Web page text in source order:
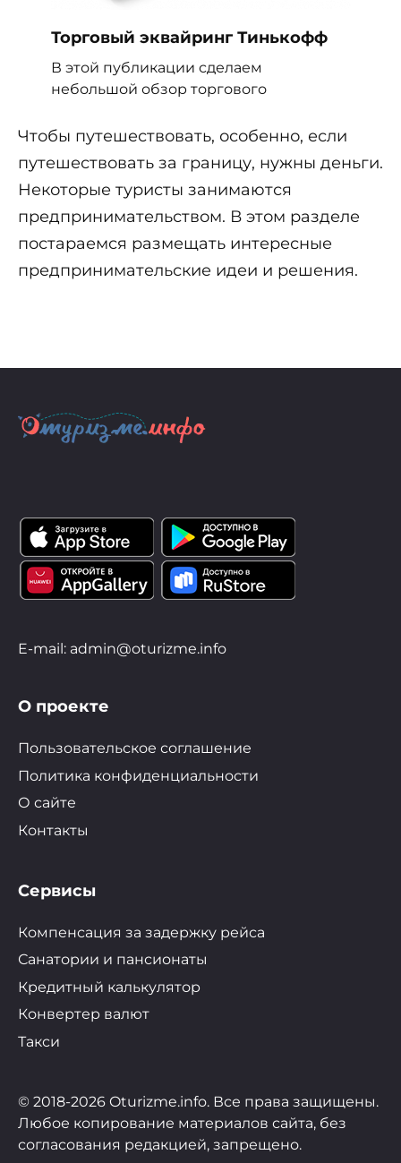
Торговый эквайринг Тинькофф
В этой публикации сделаем
небольшой обзор торгового
Чтобы путешествовать, особенно, если
путешествовать за границу, нужны деньги.
Некоторые туристы занимаются
предпринимательством. В этом разделе
постараемся размещать интересные
предпринимательские идеи и решения.
E-mail: admin@oturizme.info
О проекте
Пользовательское соглашение
Политика конфиденциальности
О сайте
Контакты
Сервисы
Компенсация за задержку рейса
Санатории и пансионаты
Кредитный калькулятор
Конвертер валют
Такси
© 2018-2026 Oturizme.info. Все права защищены.
Любое копирование материалов сайта, без
согласования редакцией, запрещено.